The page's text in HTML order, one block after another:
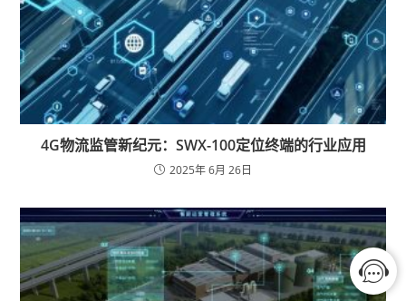
4G物流监管新纪元：SWX-100定位终端的行业应用
2025年 6月 26日